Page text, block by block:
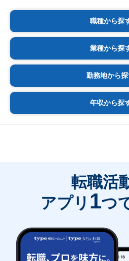
職種から探
業種から探
勤務地から
年収から探
転職活
アプリ 1つ